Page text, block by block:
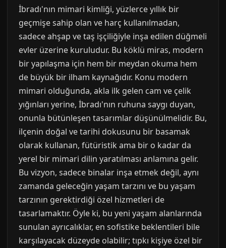
İbradı'nın mimari kimliği, yüzlerce yıllık bir
geçmişe sahip olan ve harç kullanılmadan,
sadece ahşap ve taş işçiliğiyle inşa edilen düğmeli
evler üzerine kuruludur. Bu köklü miras, modern
bir yapılaşma için hem bir meydan okuma hem
de büyük bir ilham kaynağıdır. Konu modern
mimari olduğunda, akla ilk gelen cam ve çelik
yığınları yerine, İbradı'nın ruhuna saygı duyan,
onunla bütünleşen tasarımlar düşünülmelidir. Bu,
ilçenin doğal ve tarihi dokusunu bir basamak
olarak kullanan, fütüristik ama bir o kadar da
yerel bir mimari dilin yaratılması anlamına gelir.
Bu vizyon, sadece binalar inşa etmek değil, aynı
zamanda geleceğin yaşam tarzını ve bu yaşam
tarzının gerektirdiği özel hizmetleri de
tasarlamaktır. Öyle ki, bu yeni yaşam alanlarında
sunulan ayrıcalıklar, en sofistike beklentileri bile
karşılayacak düzeyde olabilir; tıpkı kişiye özel bir